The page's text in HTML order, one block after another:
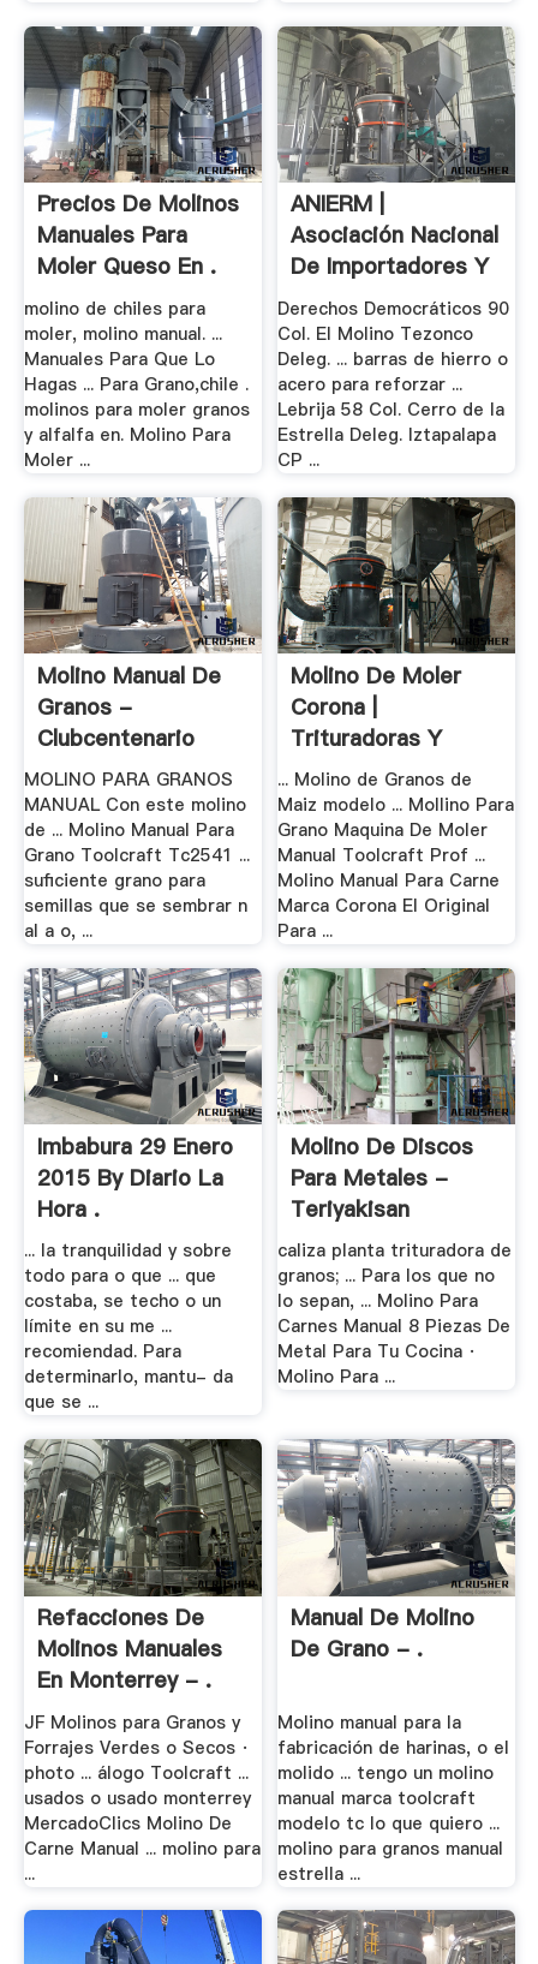
Precios De Molinos
Manuales Para
Moler Queso En .
molino de chiles para
moler, molino manual. ...
Manuales Para Que Lo
Hagas ... Para Grano,chile .
molinos para moler granos
y alfalfa en. Molino Para
Moler ...
ANIERM |
Asociación Nacional
De Importadores Y
...
Derechos Democráticos 90
Col. El Molino Tezonco
Deleg. ... barras de hierro o
acero para reforzar ...
Lebrija 58 Col. Cerro de la
Estrella Deleg. Iztapalapa
CP ...
Molino Manual De
Granos -
Clubcentenario
MOLINO PARA GRANOS
MANUAL Con este molino
de ... Molino Manual Para
Grano Toolcraft Tc2541 ...
suficiente grano para
semillas que se sembrar n
al a o, ...
Molino De Moler
Corona |
Trituradoras Y
Molinos
... Molino de Granos de
Maiz modelo ... Mollino Para
Grano Maquina De Moler
Manual Toolcraft Prof ...
Molino Manual Para Carne
Marca Corona El Original
Para ...
Imbabura 29 Enero
2015 By Diario La
Hora .
... la tranquilidad y sobre
todo para o que ... que
costaba, se techo o un
límite en su me ...
recomiendad. Para
determinarlo, mantu- da
que se ...
Molino De Discos
Para Metales -
Teriyakisan
caliza planta trituradora de
granos; ... Para los que no
lo sepan, ... Molino Para
Carnes Manual 8 Piezas De
Metal Para Tu Cocina ·
Molino Para ...
Refacciones De
Molinos Manuales
En Monterrey - .
JF Molinos para Granos y
Forrajes Verdes o Secos ·
photo ... álogo Toolcraft ...
usados o usado monterrey
MercadoClics Molino De
Carne Manual ... molino para
...
Manual De Molino
De Grano - .
Molino manual para la
fabricación de harinas, o el
molido ... tengo un molino
manual marca toolcraft
modelo tc lo que quiero ...
molino para granos manual
estrella ...